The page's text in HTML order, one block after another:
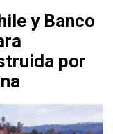
y Banco
por